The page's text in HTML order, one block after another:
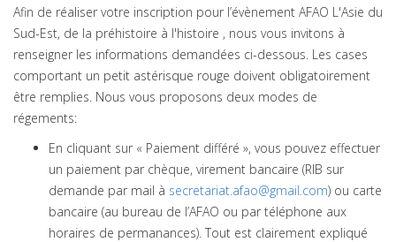
Afin de réaliser votre inscription pour l’évènement AFAO L'Asie du
Sud-Est, de la préhistoire à l'histoire , nous vous invitons à
renseigner les informations demandées ci-dessous. Les cases
comportant un petit astérisque rouge doivent obligatoirement
être remplies. Nous vous proposons deux modes de
régements:
En cliquant sur « Paiement différé », vous pouvez effectuer
un paiement par chèque, virement bancaire (RIB sur
demande par mail à secretariat.afao@gmail.com) ou carte
bancaire (au bureau de l’AFAO ou par téléphone aux
horaires de permanances). Tout est clairement expliqué